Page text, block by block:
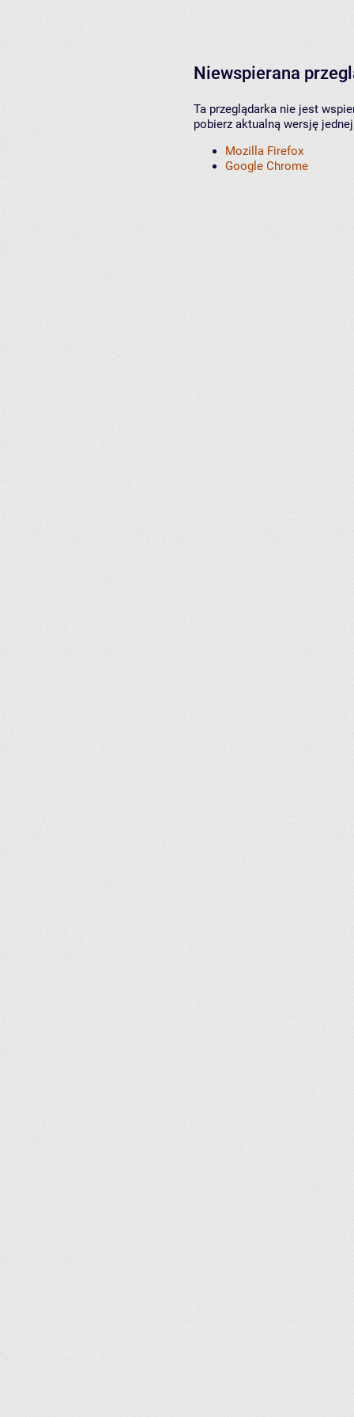
Niewspierana
Ta przeglądarka nie jest
pobierz aktualną wersję
Mozilla Firefox
Google Chrome